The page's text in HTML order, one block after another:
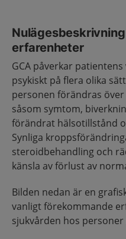
erfarenheter
GCA påverkar
psykiskt på flera olika sätt
personen förändras
såsom symtom,
förändrat hälsotillstånd
Synliga
steroidbehandling och
känsla av förlust av
Bilden nedan är en
vanligt förekommande
sjukvården hos